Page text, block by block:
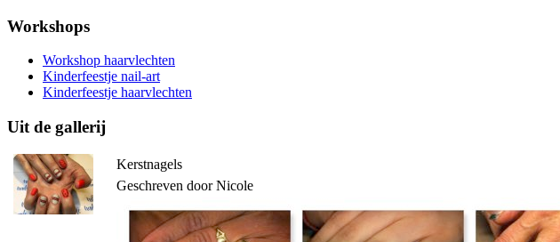
Workshops
Workshop haarvlechten
Kinderfeestje nail-art
Kinderfeestje haarvlechten
Uit de gallerij
Kerstnagels
Geschreven door Nicole